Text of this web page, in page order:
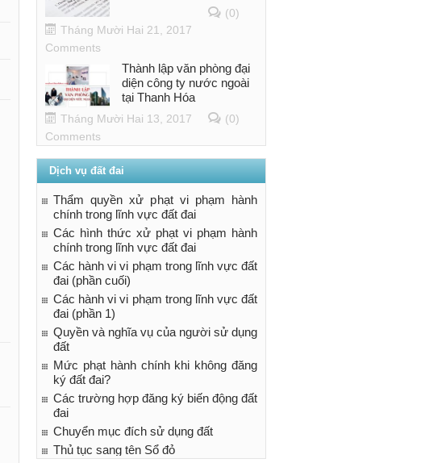
Tháng Mười Hai 21, 2017
(0)
Comments
Thành lập văn phòng đại
diện công ty nước ngoài
tại Thanh Hóa
Tháng Mười Hai 13, 2017
(0)
Comments
Dịch vụ đất đai
Thẩm quyền xử phạt vi phạm hành
chính trong lĩnh vực đất đai
Các hình thức xử phạt vi phạm hành
chính trong lĩnh vực đất đai
Các hành vi vi phạm trong lĩnh vực đất
đai (phần cuối)
Các hành vi vi phạm trong lĩnh vực đất
đai (phần 1)
Quyền và nghĩa vụ của người sử dụng
đất
Mức phạt hành chính khi không đăng
ký đất đai?
Các trường hợp đăng ký biến động đất
đai
Chuyển mục đích sử dụng đất
Thủ tục sang tên Sổ đỏ